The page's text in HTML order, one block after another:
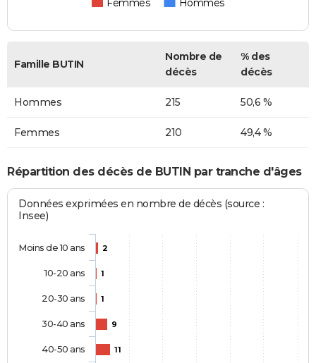
Femmes Hommes
Famille BUTIN
Nombre de
décès
% des
décès
Hommes 215 50,6 %
Femmes 210 49,4 %
Répartition des décès de BUTIN par tranche d'âges
Données exprimées en nombre de décès (source :
Insee)
2
1
1
9
11
Moins de 10 ans
10-20 ans
20-30 ans
30-40 ans
40-50 ans